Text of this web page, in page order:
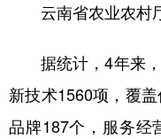
云南省农业农村
据统计，4年来，
新技术1560项，覆
品牌187个，服务经